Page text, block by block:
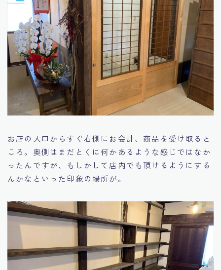
お店の入口からすぐ右側にお会計、商品を受け取ると
ころ。奥側はまだとくに何かあるような感じではなか
ったんですが、もしかして店内でも頂けるようにする
んかなといった印象の場所が。